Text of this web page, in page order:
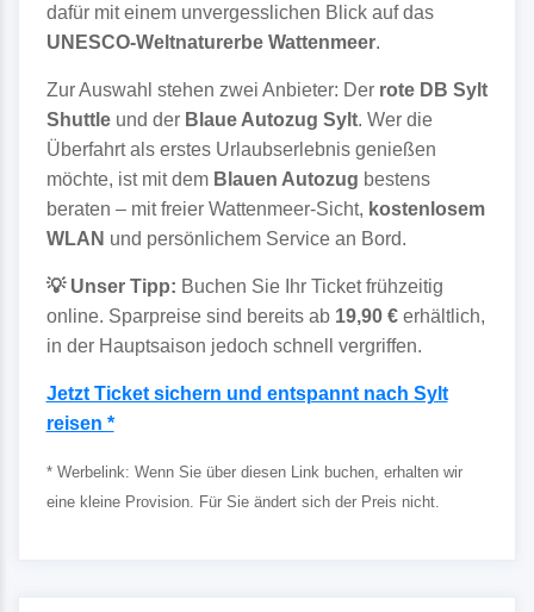
dafür mit einem unvergesslichen Blick auf das
UNESCO-Weltnaturerbe Wattenmeer.
Zur Auswahl stehen zwei Anbieter: Der rote DB Sylt
Shuttleund der Blaue Autozug Sylt. Wer die
Überfahrt als erstes Urlaubserlebnis genießen
möchte, ist mit dem Blauen Autozug bestens
beraten – mit freier Wattenmeer-Sicht, kostenlosem
WLAN und persönlichem Service an Bord.
💡 Unser Tipp: Buchen Sie Ihr Ticket frühzeitig
online. Sparpreise sind bereits ab 19,90 €erhältlich,
in der Hauptsaison jedoch schnell vergriffen.
Jetzt Ticket sichern und entspannt nach Sylt
reisen *
* Werbelink: Wenn Sie über diesen Link buchen, erhalten wir
eine kleine Provision. Für Sie ändert sich der Preis nicht.